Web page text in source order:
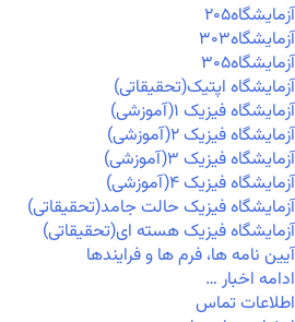
آزمايشگاه۲۰۵
آزمايشگاه۳۰۳
آزمايشگاه۳۰۵
آزمایشگاه اپتیک(تحقیقاتی)
آزمایشگاه فیزیک ۱(آموزشی)
آزمایشگاه فیزیک ۲(آموزشی)
آزمایشگاه فیزیک ۳(آموزشی)
آزمایشگاه فیزیک ۴(آموزشی)
آزمایشگاه فیزیک حالت جامد(تحقیقاتی)
آزمایشگاه فیزیک هسته ای(تحقیقاتی)
آیین نامه ها، فرم ها و فرایندها
ادامه اخبار …
اطلاعات تماس